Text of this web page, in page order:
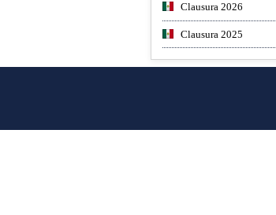
Clausura 2026
Clausura 2025